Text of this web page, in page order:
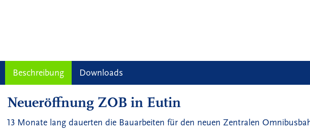
Beschreibung Downloads
Neueröffnung ZOB in Eutin
13 Monate lang dauerten die Bauarbeiten für den neuen Zentralen